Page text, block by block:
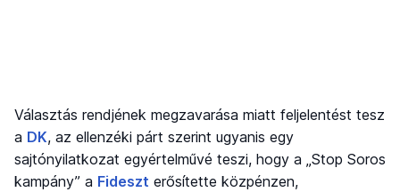
Választás rendjének megzavarása miatt feljelentést tesz
a DK, az ellenzéki párt szerint ugyanis egy
sajtónyilatkozat egyértelművé teszi, hogy a „Stop Soros
kampány” a Fideszt erősítette közpénzen,